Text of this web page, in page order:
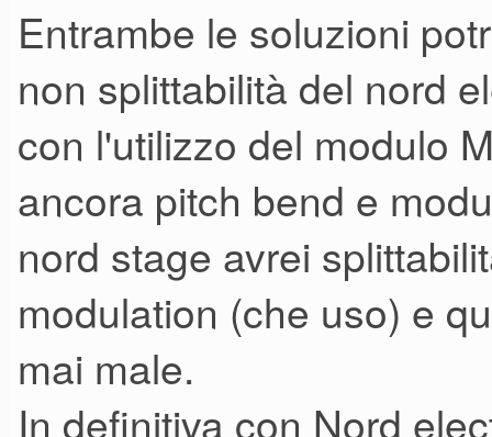
Entrambe le soluzioni
non splittabilità del nord
con l'utilizzo del modulo
ancora pitch bend e
nord stage avrei
modulation (che uso) e
mai male.
In definitiva con Nord